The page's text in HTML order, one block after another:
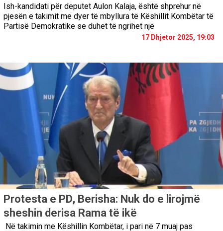
Ish-kandidati për deputet Aulon Kalaja, është shprehur në
pjesën e takimit me dyer të mbyllura të Këshillit Kombëtar të
Partisë Demokratike se duhet të ngrihet një
17 Dhjetor 2025, 19:03
Protesta e PD, Berisha: Nuk do e lirojmë
sheshin derisa Rama të ikë
Në takimin me Këshillin Kombëtar, i pari në 7 muaj pas